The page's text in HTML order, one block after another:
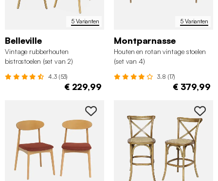
5 Varianten
Belleville
Vintage rubberhouten
bistrostoelen (set van 2)
4.3 (53)
€ 229,99
5 Varianten
Montparnasse
Houten en rotan vintage stoelen
(set van 4)
3.8 (17)
€ 379,99